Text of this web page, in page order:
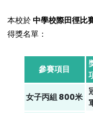
本校於中學校際田徑比
得獎名單：
參賽項目
女子丙組 800米